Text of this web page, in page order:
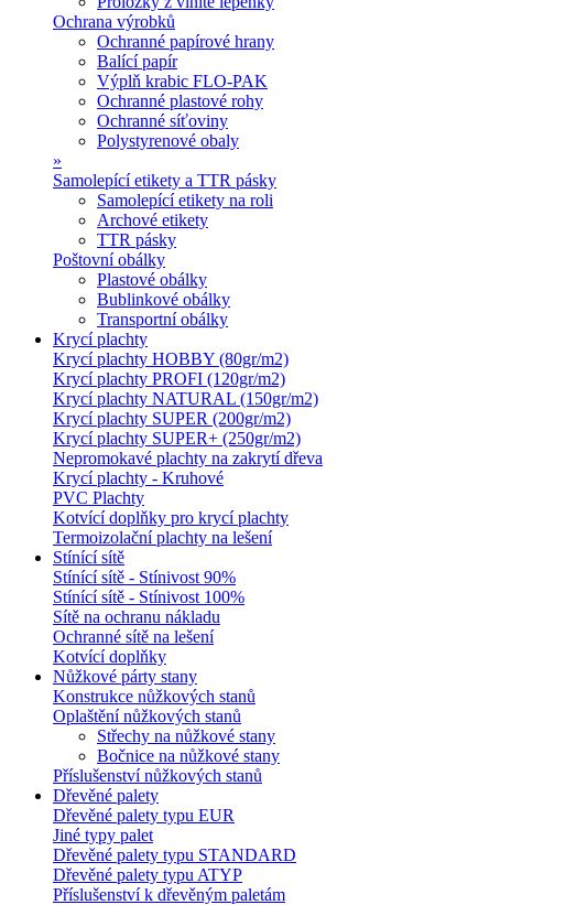
Ochrana výrobků
Ochranné papírové hrany
Balící papír
Výplň krabic FLO-PAK
Ochranné plastové rohy
Ochranné síťoviny
Polystyrenové obaly
»
Samolepící etikety a TTR pásky
Samolepící etikety na roli
Archové etikety
TTR pásky
Poštovní obálky
Plastové obálky
Bublinkové obálky
Transportní obálky
Krycí plachty
Krycí plachty HOBBY (80gr/m2)
Krycí plachty PROFI (120gr/m2)
Krycí plachty NATURAL (150gr/m2)
Krycí plachty SUPER (200gr/m2)
Krycí plachty SUPER+ (250gr/m2)
Nepromokavé plachty na zakrytí dřeva
Krycí plachty - Kruhové
PVC Plachty
Kotvící doplňky pro krycí plachty
Termoizolační plachty na lešení
Stínící sítě
Stínící sítě - Stínivost 90%
Stínící sítě - Stínivost 100%
Sítě na ochranu nákladu
Ochranné sítě na lešení
Kotvící doplňky
Nůžkové párty stany
Konstrukce nůžkových stanů
Oplaštění nůžkových stanů
Střechy na nůžkové stany
Bočnice na nůžkové stany
Příslušenství nůžkových stanů
Dřevěné palety
Dřevěné palety typu EUR
Jiné typy palet
Dřevěné palety typu STANDARD
Dřevěné palety typu ATYP
Příslušenství k dřevěným paletám